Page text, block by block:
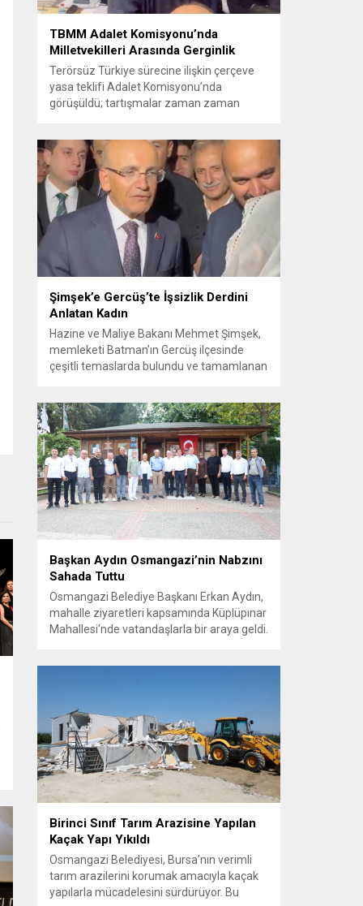
TBMM Adalet Komisyonu’nda
Milletvekilleri Arasında Gerginlik
Terörsüz Türkiye sürecine ilişkin çerçeve
yasa teklifi Adalet Komisyonu’nda
görüşüldü; tartışmalar zaman zaman
milletvekilleri arasında sözlü gerilim
yaşandı, daha sonra fiziksel arbede çıktı.
Görüşme sırasında İyi Parti ile MHP
milletvekilleri arasında söz düellosu
başladı; taraflar birbirlerini sert ifadelerle
eleştirdi. Tartışma...
Şimşek’e Gercüş’te İşsizlik Derdini
Anlatan Kadın
Hazine ve Maliye Bakanı Mehmet Şimşek,
memleketi Batman’ın Gercüş ilçesinde
çeşitli temaslarda bulundu ve tamamlanan
esnada bir yaşlı kadının çocuklarının
işsizliğine dair yakınmasını dinledi. Kadının
dertlerini Kürtçe olarak doğrudan Bakan
Şimşek’e aktarması, orada bulunanların
ilgisini çekti. Şimşek ise samimi bir...
Başkan Aydın Osmangazi’nin Nabzını
Sahada Tuttu
Osmangazi Belediye Başkanı Erkan Aydın,
mahalle ziyaretleri kapsamında Küplüpınar
Mahallesi’nde vatandaşlarla bir araya geldi.
vatandaşlarla güçlü ve doğrudan iletişim
kurmaya öncelik veren Osmangazi
Belediye Başkanı Erkan Aydın, sosyal
belediyecilik...
Birinci Sınıf Tarım Arazisine Yapılan
Kaçak Yapı Yıkıldı
Osmangazi Belediyesi, Bursa’nın verimli
tarım arazilerini korumak amacıyla kaçak
yapılarla mücadelesini sürdürüyor. Bu